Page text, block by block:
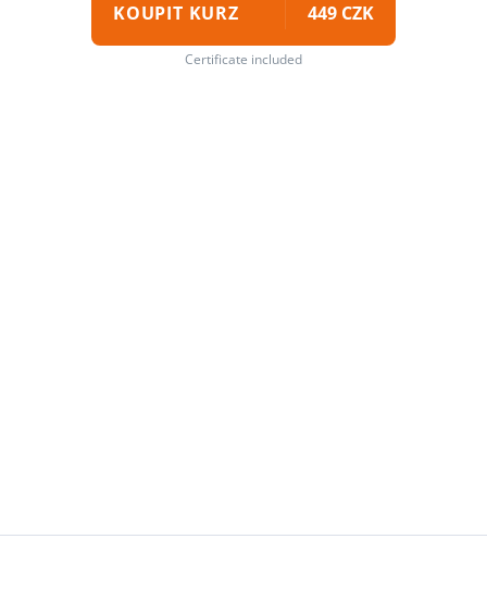
KOUPIT KURZ 449 CZK
Certificate included